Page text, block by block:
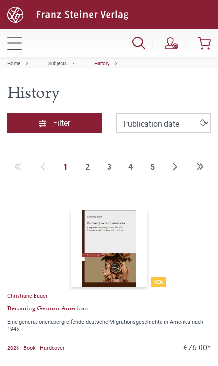
Home Subjects History
History
Filter
1 2 3 4 5
NEW
Christiane Bauer
Becoming German American
Eine generationenübergreifende deutsche Migrationsgeschichte in Amerika nach
1945
2026 | Book - Hardcover €76.00*